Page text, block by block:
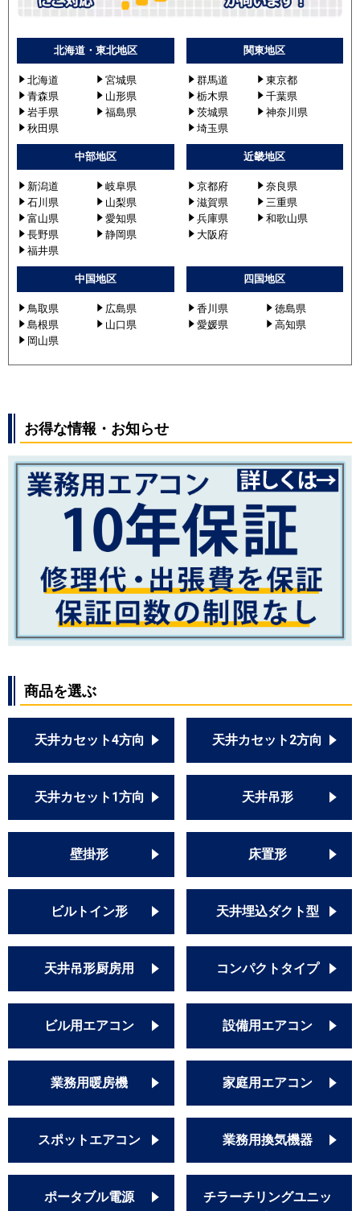
北海道・東北地区
北海道
宮城県
青森県
山形県
岩手県
福島県
秋田県
関東地区
群馬道
東京都
栃木県
千葉県
茨城県
神奈川県
埼玉県
中部地区
新潟道
岐阜県
石川県
山梨県
富山県
愛知県
長野県
静岡県
福井県
近畿地区
京都府
奈良県
滋賀県
三重県
兵庫県
和歌山県
大阪府
中国地区
鳥取県
広島県
島根県
山口県
岡山県
四国地区
香川県
徳島県
愛媛県
高知県
お得な情報・お知らせ
商品を選ぶ
天井カセット4方向 天井カセット2方向
天井カセット1方向 天井吊形
壁掛形 床置形
ビルトイン形 天井埋込ダクト型
天井吊形厨房用 コンパクトタイプ
ビル用エアコン 設備用エアコン
業務用暖房機 家庭用エアコン
スポットエアコン 業務用換気機器
ポータブル電源
チラーチリングユニッ